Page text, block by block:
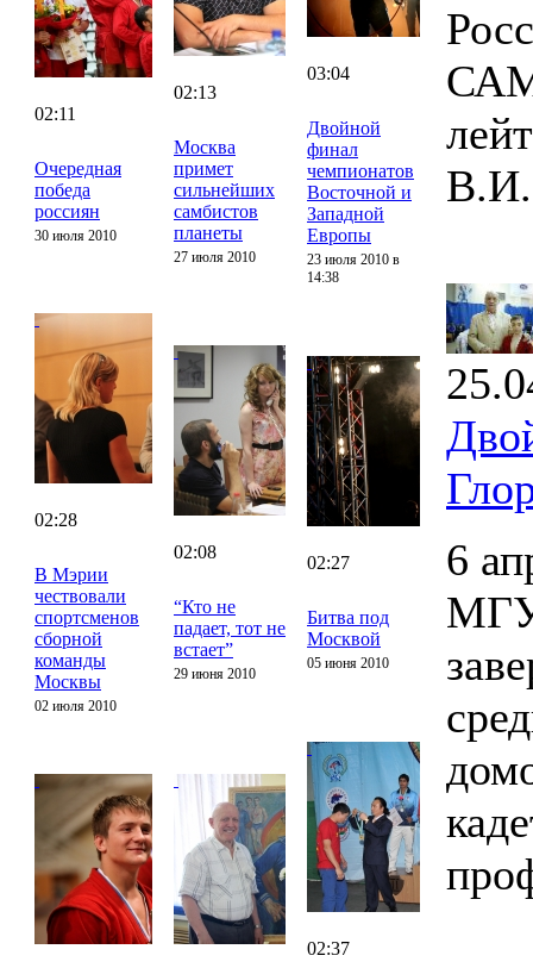
02:11
Очередная
победа
россиян
30 июля 2010
02:13
Москва
примет
сильнейших
самбистов
планеты
27 июля 2010
03:04
Двойной
финал
чемпионатов
Восточной и
Западной
Европы
23 июля 2010 в
14:38
02:28
В Мэрии
чествовали
спортсменов
сборной
команды
Москвы
02 июля 2010
02:08
“Кто не
падает, тот не
встает”
29 июня 2010
02:27
Битва под
Москвой
05 июня 2010
02:37
6